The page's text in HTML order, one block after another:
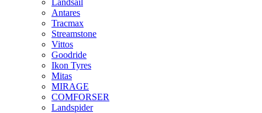
Landsail
Antares
Tracmax
Streamstone
Vittos
Goodride
Ikon Tyres
Mitas
MIRAGE
COMFORSER
Landspider